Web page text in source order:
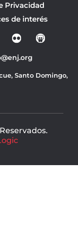
Privacidad
de interés
Santo Domingo,